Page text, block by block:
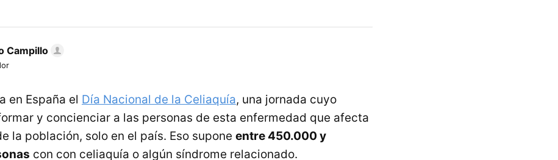
Campillo
en España el Día Nacional de la Celiaquía, una jornada cuyo
y concienciar a las personas de esta enfermedad que afecta
la población, solo en el país. Eso supone entre 450.000 y
con con celiaquía o algún síndrome relacionado.